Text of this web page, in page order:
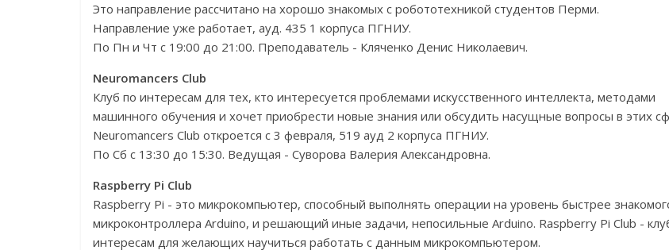
Это направление рассчитано на хорошо знакомых с робототехникой студентов Перми.
Направление уже работает, ауд. 435 1 корпуса ПГНИУ.
По Пн и Чт с 19:00 до 21:00. Преподаватель - Кляченко Денис Николаевич.
Neuromancers Club
Клуб по интересам для тех, кто интересуется проблемами искусственного интеллекта, методами
машинного обучения и хочет приобрести новые знания или обсудить насущные вопросы в этих
Neuromancers Club откроется с 3 февраля, 519 ауд 2 корпуса ПГНИУ.
По Сб с 13:30 до 15:30. Ведущая - Суворова Валерия Александровна.
Raspberry Pi Club
Raspberry Pi - это микрокомпьютер, способный выполнять операции на уровень быстрее
микроконтроллера Arduino, и решающий иные задачи, непосильные Arduino. Raspberry Pi Club -
интересам для желающих научиться работать с данным микрокомпьютером.